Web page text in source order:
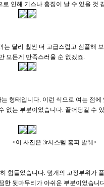
인해 기스나 흠집이 날 수 있을 것
는 달리 훨씬 더 고급스럽고 심플해
모든게 만족스러울 순 없겠죠.
형태입니다. 이런 식으로 여는 점에
없는 부분이었습니다. 끌어당길 수
템 홈피 발췌>
힘들었습니다. 덮개의 고정부위가
한 뒷마무리가 아쉬운 부분이었습니